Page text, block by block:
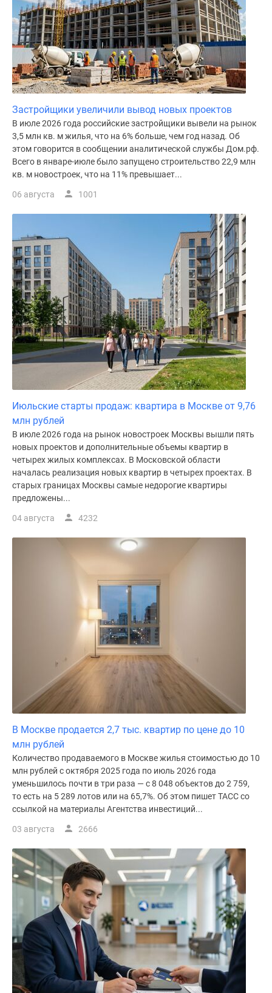
Дома
коттеджи
Коттеджные
поселки
Новой
Москве
Готовые
коттеджные
поселки
поселки
Коттеджные
лесу
Коттеджные
поселки
водоема
Коттеджные
поселки
Бизнес-
центры
Коттеджи
Скидки
акции
Макс
Застройщики увеличили вывод новых проектов
В июле 2026 года российские застройщики вывели на рынок
3,5 млн кв. м жилья, что на 6% больше, чем год назад. Об
этом говорится в сообщении аналитической службы Дом.рф.
Всего в январе-июле было запущено строительство 22,9 млн
кв. м новостроек, что на 11% превышает...
06 августа 1001
Июльские старты продаж: квартира в Москве от 9,76
млн рублей
В июле 2026 года на рынок новостроек Москвы вышли пять
новых проектов и дополнительные объемы квартир в
четырех жилых комплексах. В Московской области
началась реализация новых квартир в четырех проектах. В
старых границах Москвы самые недорогие квартиры
предложены...
04 августа 4232
В Москве продается 2,7 тыс. квартир по цене до 10
млн рублей
Количество продаваемого в Москве жилья стоимостью до 10
млн рублей с октября 2025 года по июль 2026 года
уменьшилось почти в три раза — с 8 048 объектов до 2 759,
то есть на 5 289 лотов или на 65,7%. Об этом пишет ТАСС со
ссылкой на материалы Агентства инвестиций...
03 августа 2666